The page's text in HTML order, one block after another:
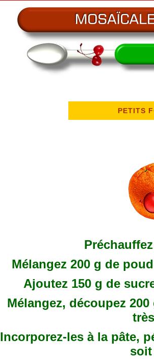
PETITS
Mélangez 200 g de
Ajoutez 150 g de
Mélangez, découpez
Incorporez-les à la pâte,
soit